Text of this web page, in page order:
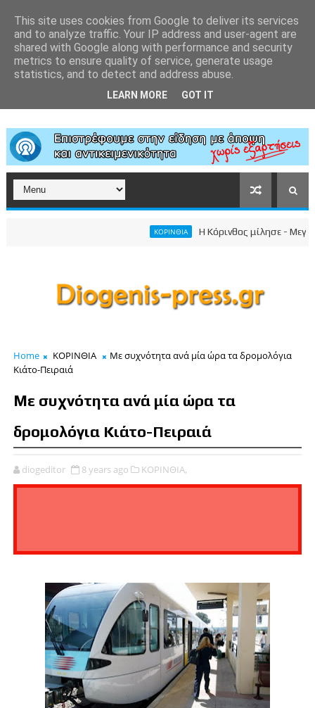
ΚΟΡΙΝΘΙΑ Η Κόρινθος μίλησε -
Home ΚΟΡΙΝΘΙΑ
Mε συχνότητα ανά μία ώρα τα δρομολόγια
Κιάτο-Πειραιά
Mε συχνότητα ανά μία ώρα τα
δρομολόγια Κιάτο-Πειραιά
diogeditor 8 years ago ΚΟΡΙΝΘΙΑ,
This site uses cookies from Google to deliver its services
and to analyze traffic. Your IP address and user-agent are
shared with Google along with performance and security
metrics to ensure quality of service, generate usage
statistics, and to detect and address abuse.
LEARN MORE GOT IT